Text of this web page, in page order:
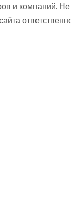
и компаний.